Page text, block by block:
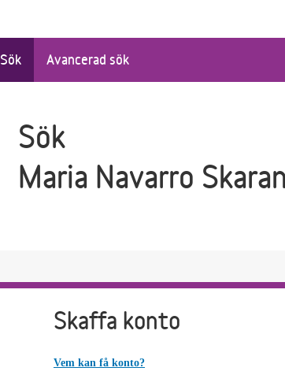
Sök Avancerad sök
Sök
Maria Navarro
Skaffa konto
Vem kan få konto?